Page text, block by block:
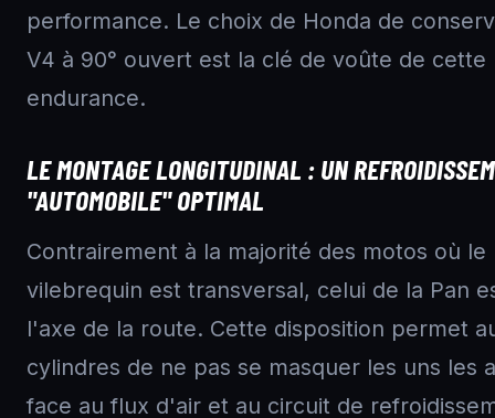
performance. Le choix de Honda de
V4 à 90° ouvert est la clé de voûte de cette
endurance.
LE MONTAGE LONGITUDINAL : UN
"AUTOMOBILE" OPTIMAL
Contrairement à la majorité des motos où le
vilebrequin est transversal, celui de la Pan
l'axe de la route. Cette disposition permet
cylindres de ne pas se masquer les uns les
face au flux d'air et au circuit de